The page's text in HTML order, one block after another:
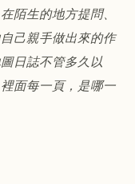
陌生的地方提問、
己親手做出來的作
日誌不管多久以
面每一頁，是哪一